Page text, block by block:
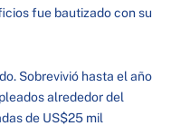
fue bautizado con su
Sobrevivió hasta el año
alrededor del
de US$25 mil